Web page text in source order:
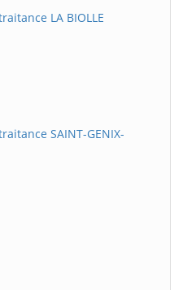
LA BIOLLE
SAINT-GENIX-